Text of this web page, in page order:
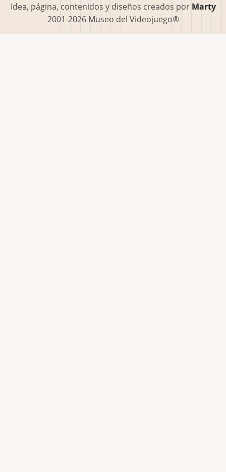
Idea, página, contenidos y diseños creados por Marty
2001-2026 Museo del Videojuego®